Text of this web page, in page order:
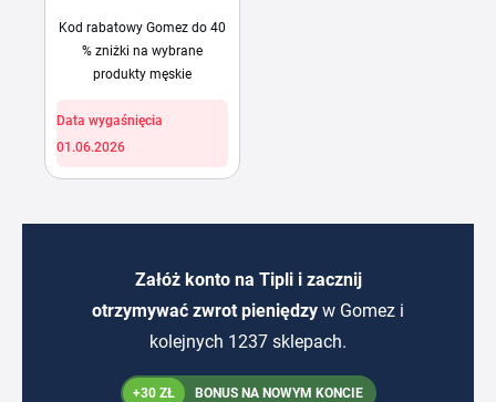
Kod rabatowy Gomez do 40
% zniżki na wybrane
produkty męskie
Data wygaśnięcia
01.06.2026
Załóż konto na Tipli i zacznij
otrzymywać zwrot pieniędzy w Gomez i
kolejnych 1237 sklepach.
+30 ZŁ BONUS NA NOWYM KONCIE